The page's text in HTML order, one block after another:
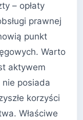
– opłaty
prawnej
punkt
Warto
aktywem
posiada
korzyści
Właściwe